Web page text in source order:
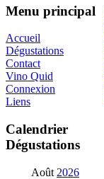
Menu principal
Accueil
Dégustations
Contact
Vino Quid
Connexion
Liens
Calendrier
Dégustations
Août 2026